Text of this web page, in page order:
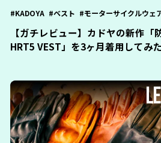
KADOYA ベスト モーターサイクルウェ
【ガチレビュー】カドヤの新作「
HRT5 VEST」を3ヶ月着用してみ